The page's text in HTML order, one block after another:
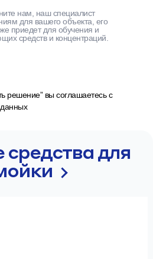
нам, наш специалист
для вашего объекта, его
приедет для обучения и
средств и концентраций.
решение” вы соглашаетесь с
для